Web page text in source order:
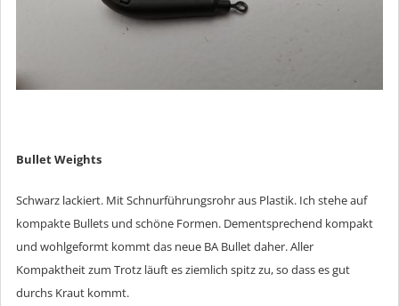
Bullet Weights
Schwarz lackiert. Mit Schnurführungsrohr aus Plastik. Ich stehe auf
kompakte Bullets und schöne Formen. Dementsprechend kompakt
und wohlgeformt kommt das neue BA Bullet daher. Aller
Kompaktheit zum Trotz läuft es ziemlich spitz zu, so dass es gut
durchs Kraut kommt.